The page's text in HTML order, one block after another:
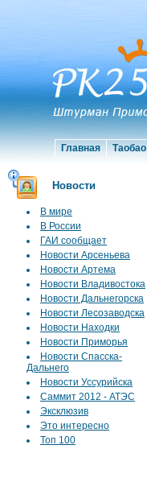
Главная Таобао
Новости
В мире
В России
ГАИ сообщает
Новости Арсеньева
Новости Артема
Новости Владивостока
Новости Дальнегорска
Новости Лесозаводска
Новости Находки
Новости Приморья
Новости Спасска-
Дальнего
Новости Уссурийска
Саммит 2012 - АТЭС
Эксклюзив
Это интересно
Топ 100